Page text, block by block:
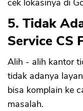
cek lokasinya di
5. Tidak
Service CS
Alih - alih kantor
tidak adanya
bisa komplain ke
masalah.